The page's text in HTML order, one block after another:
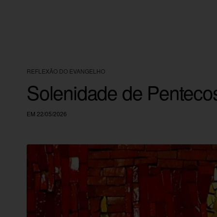
REFLEXÃO DO EVANGELHO
Solenidade de
EM 22/05/2026